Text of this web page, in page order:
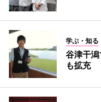
学ぶ・知る
谷津干
も拡充